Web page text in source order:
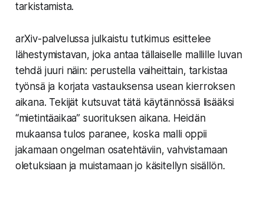
tarkistamista.
arXiv-palvelussa julkaistu tutkimus esittelee
lähestymistavan, joka antaa tällaiselle mallille luvan
tehdä juuri näin: perustella vaiheittain, tarkistaa
työnsä ja korjata vastauksensa usean kierroksen
aikana. Tekijät kutsuvat tätä käytännössä lisääksi
“mietintäaikaa” suorituksen aikana. Heidän
mukaansa tulos paranee, koska malli oppii
jakamaan ongelman osatehtäviin, vahvistamaan
oletuksiaan ja muistamaan jo käsitellyn sisällön.